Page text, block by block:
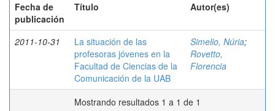
Fecha de
publicación
Título Autor(es)
2011-10-31
La situación de las
profesoras jóvenes en la
Facultad de Ciencias de la
Comunicación de la UAB
Simelio, Núria;
Rovetto,
Florencia
Mostrando resultados 1 a 1 de 1